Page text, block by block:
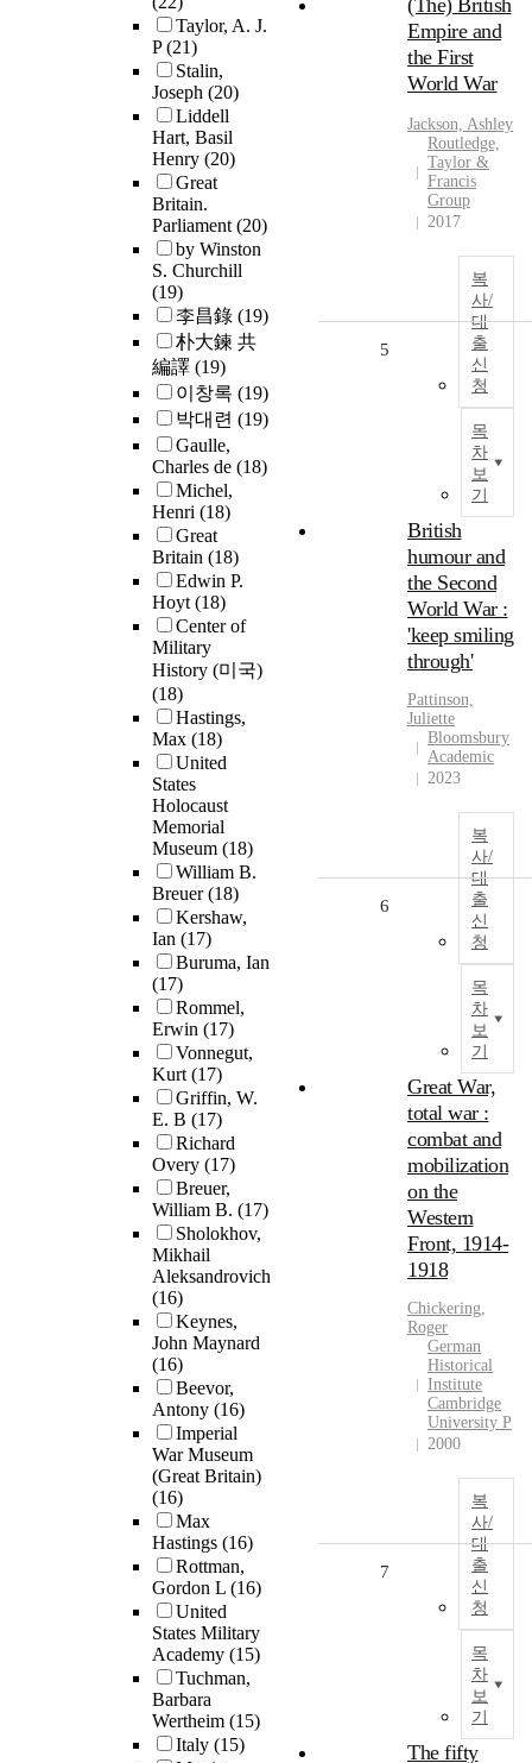
Taylor, A. J.
P(21)
Stalin,
Joseph (20)
Liddell
Hart, Basil
Henry (20)
Great
Britain.
Parliament(20)
by Winston
S. Churchill
(19)
李昌錄 (19)
朴大鍊 共
編譯 (19)
이창록 (19)
박대련 (19)
Gaulle,
Charles de (18)
Michel,
Henri (18)
Great
Britain (18)
Edwin P.
Hoyt(18)
Center of
Military
History (미국)
(18)
Hastings,
Max (18)
United
States
Holocaust
Memorial
Museum (18)
William B.
Breuer(18)
Kershaw,
Ian (17)
Buruma, Ian
(17)
Rommel,
Erwin (17)
Vonnegut,
Kurt(17)
Griffin, W.
E. B (17)
Richard
Overy (17)
Breuer,
William B. (17)
Sholokhov,
Mikhail
Aleksandrovich
(16)
Keynes,
John Maynard
(16)
Beevor,
Antony (16)
Imperial
War Museum
(Great Britain)
(16)
Max
Hastings (16)
Rottman,
Gordon L (16)
United
States Military
Academy (15)
Tuchman,
Barbara
Wertheim (15)
Italy (15)
(The) British
Empire and
the First
World War
Jackson, Ashley
Routledge,
Taylor &
Francis
Group
2017
복
사/
대
출
신
청
목
차
보
기
5
British
humour and
the Second
World War :
'keep smiling
through'
Pattinson,
Juliette
Bloomsbury
Academic
2023
복
사/
대
출
신
청
목
차
보
기
6
Great War,
total war :
combat and
mobilization
on the
Western
Front, 1914-
1918
Chickering,
Roger
German
Historical
Institute
Cambridge
University P
2000
복
사/
대
출
신
청
목
차
보
기
7
The fifty